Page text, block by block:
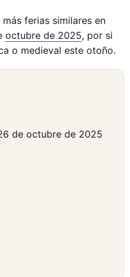
ferias similares en
octubre de 2025, por si
o medieval este otoño.
de octubre de 2025